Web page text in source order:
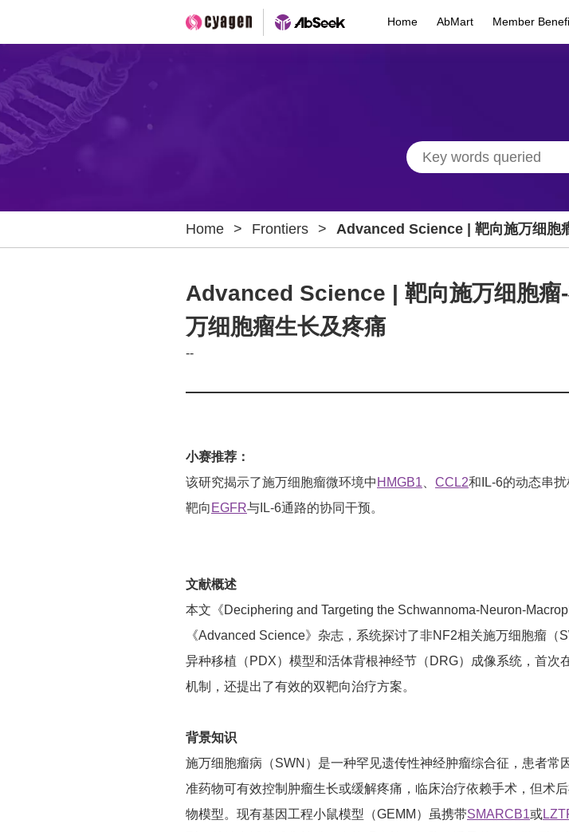
Home AbMart Member
Home > Frontiers >
Advanced Science | 靶向施万细胞
噬细胞串扰抑制NF2非相关施万细胞
Advanced Science | 靶向施万细胞瘤
万细胞瘤生长及疼痛
--
小赛推荐：
该研究揭示了施万细胞瘤微环境中 HMGB1 CCL2和IL-6的动态串
靶向 EGFR与IL-6通路的协同干预。
文献概述
本文《Deciphering and Targeting the Schwannoma-Neuron-
《Advanced Science》杂志，系统探讨了非NF2相关施万细胞瘤
异种移植（PDX）模型和活体背根神经节（DRG）成像系统，首
机制，还提出了有效的双靶向治疗方案。
背景知识
施万细胞瘤病（SWN）是一种罕见遗传性神经肿瘤综合征，患者
准药物可有效控制肿瘤生长或缓解疼痛，临床治疗依赖手术，但术
物模型。现有基因工程小鼠模型（GEMM）虽携带SMARCB1或